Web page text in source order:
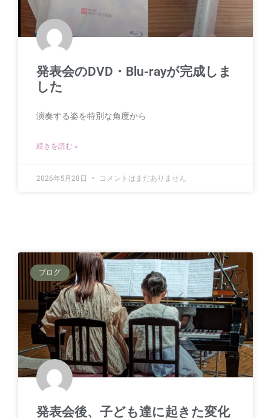
発表会のDVD・Blu-rayが完成しま
した
演奏する姿を特別な角度から
続きを読む »
2026年5月28日 コメントはまだありません
ブログ
発表会後、子ども達に起きた変化